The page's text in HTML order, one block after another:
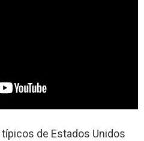
de Estados Unidos